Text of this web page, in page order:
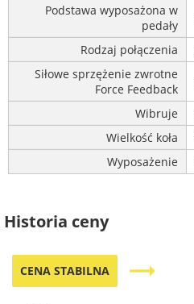
Podstawa wyposażona w
pedały
Rodzaj połączenia
Siłowe sprzężenie zwrotne
Force Feedback
Wibruje
Wielkość koła
Wyposażenie
Historia ceny
CENA STABILNA trending_flat